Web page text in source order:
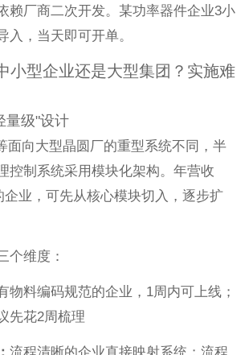
赖厂商二次开发。某功率器件企业3小
入，当天即可开单。
小型企业还是大型集团？实施难
量级"设计
面向大型晶圆厂的重型系统不同，半
控制系统采用模块化架构。年营收
企业，可先从核心模块切入，逐步扩
个维度：
物料编码规范的企业，1周内可上线；
先花2周梳理